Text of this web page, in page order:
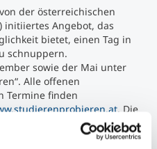
der österreichischen
initiiertes Angebot, das
bietet, einen Tag in
schnuppern.
sowie der Mai unter
Alle offenen
Termine finden
. Die
erfolgt direkt